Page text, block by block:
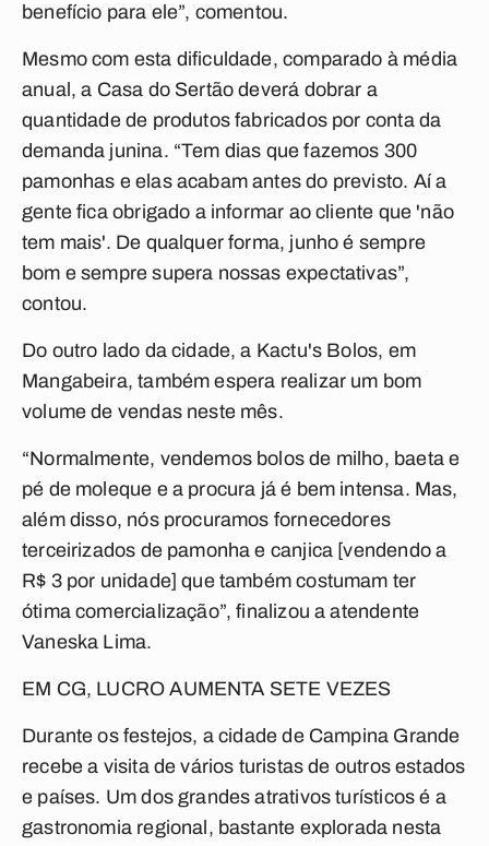
benefício para ele”, comentou.
Mesmo com esta dificuldade, comparado à média
anual, a Casa do Sertão deverá dobrar a
quantidade de produtos fabricados por conta da
demanda junina. “Tem dias que fazemos 300
pamonhas e elas acabam antes do previsto. Aí a
gente fica obrigado a informar ao cliente que 'não
tem mais'. De qualquer forma, junho é sempre
bom e sempre supera nossas expectativas”,
contou.
Do outro lado da cidade, a Kactu's Bolos, em
Mangabeira, também espera realizar um bom
volume de vendas neste mês.
“Normalmente, vendemos bolos de milho, baeta e
pé de moleque e a procura já é bem intensa. Mas,
além disso, nós procuramos fornecedores
terceirizados de pamonha e canjica [vendendo a
R$ 3 por unidade] que também costumam ter
ótima comercialização”, finalizou a atendente
Vaneska Lima.
EM CG, LUCRO AUMENTA SETE VEZES
Durante os festejos, a cidade de Campina Grande
recebe a visita de vários turistas de outros estados
e países. Um dos grandes atrativos turísticos é a
gastronomia regional, bastante explorada nesta